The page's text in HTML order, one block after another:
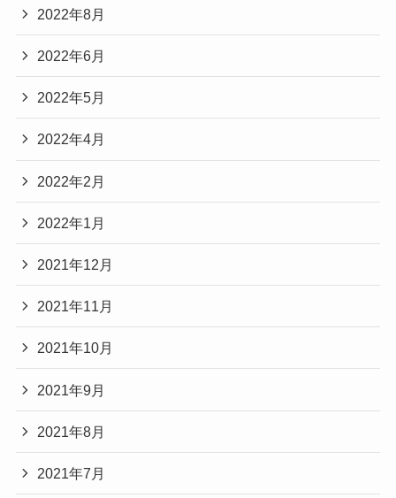
2022年8月
2022年6月
2022年5月
2022年4月
2022年2月
2022年1月
2021年12月
2021年11月
2021年10月
2021年9月
2021年8月
2021年7月